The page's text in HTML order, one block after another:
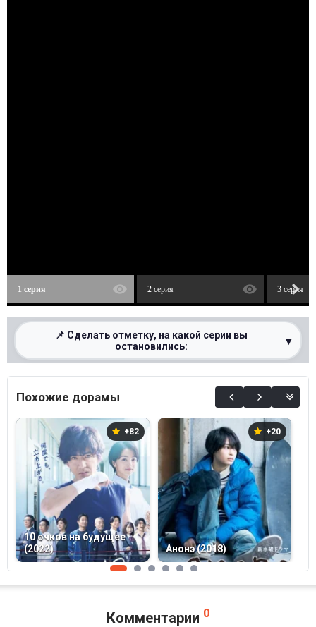
1 серия 2 серия 3 серия
📌 Сделать отметку, на какой серии вы
остановились:
▾
0%
Похожие дорамы
+82
10 очков на будущее
(2022)
+20
Анонэ (2018)
Комментарии 0